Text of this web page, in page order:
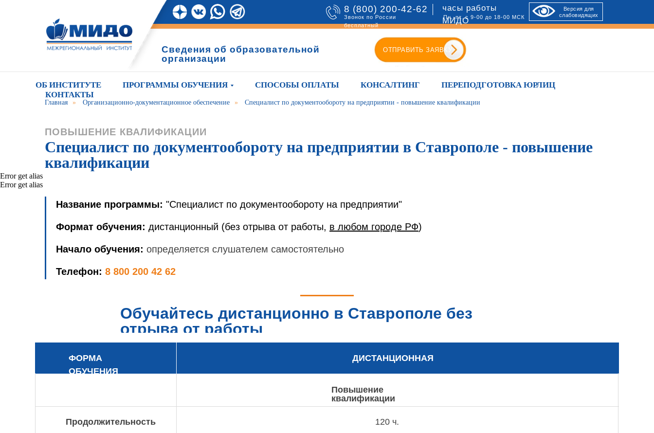
8 (800) 200-42-62
Звонок по России
бесплатный
ОТПРАВИТЬ ЗАЯВКУ
часы работы
МИДО
Пн.-пт. с 9-00 до 18-00 МСК
Версия для
слабовидящих
Сведения об образовательной
организации
ОБ ИНСТИТУТЕ ПРОГРАММЫ ОБУЧЕНИЯ СПОСОБЫ ОПЛАТЫ КОНСАЛТИНГ
ПЕРЕПОДГОТОВКА ЮРЛИЦ
КОНТАКТЫ
Главная » Организационно-документационное обеспечение » Специалист по документообороту на предприятии - повышение квалификации
ПОВЫШЕНИЕ КВАЛИФИКАЦИИ
Специалист по документообороту на предприятии в Ставрополе - повышение
квалификации
Error get alias
Error get alias
Название программы: "Специалист по документообороту на предприятии"
Формат обучения: дистанционный (без отрыва от работы, в любом городе РФ)
Начало обучения: определяется слушателем самостоятельно
Телефон: 8 800 200 42 62
Обучайтесь дистанционно в Ставрополе без
отрыва от работы
ФОРМА
ОБУЧЕНИЯ
ДИСТАНЦИОННАЯ
Повышение
квалификации
Продолжительность 120 ч.